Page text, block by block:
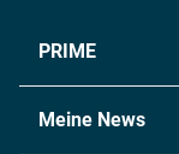
PRIME
Meine News